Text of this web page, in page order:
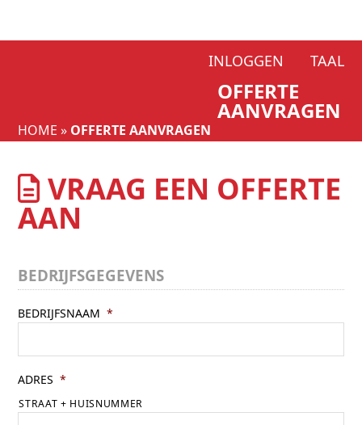
INLOGGEN TAAL
OFFERTE
AANVRAGEN
HOME » OFFERTE AANVRAGEN
VRAAG EEN OFFERTE
AAN
BEDRIJFSGEGEVENS
BEDRIJFSNAAM *
ADRES *
STRAAT + HUISNUMMER